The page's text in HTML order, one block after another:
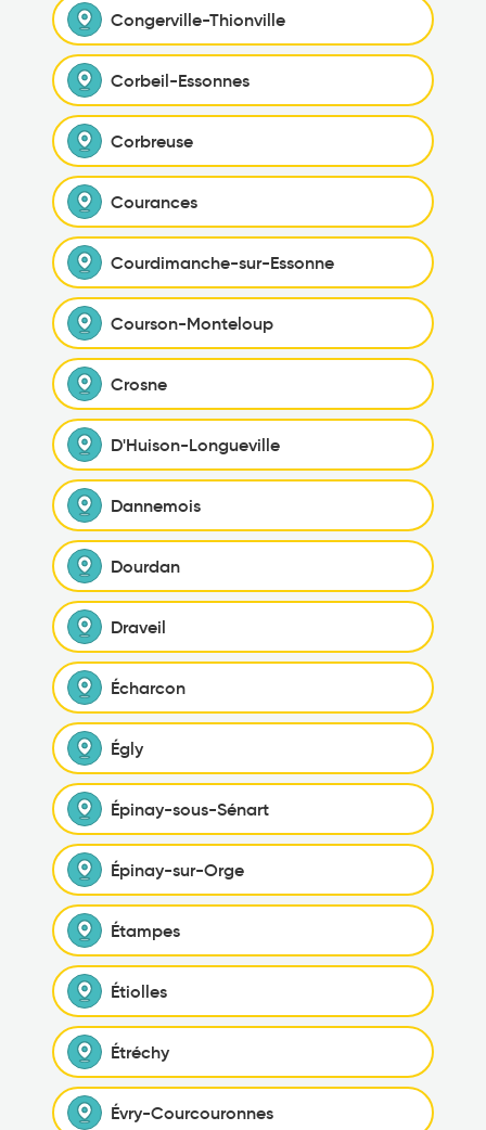
Congerville-Thionville
Corbeil-Essonnes
Corbreuse
Courances
Courdimanche-sur-Essonne
Courson-Monteloup
Crosne
D'Huison-Longueville
Dannemois
Dourdan
Draveil
Écharcon
Égly
Épinay-sous-Sénart
Épinay-sur-Orge
Étampes
Étiolles
Étréchy
Évry-Courcouronnes